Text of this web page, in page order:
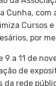
Cunha, com
Cursos
por
a 11 de
de
da rede